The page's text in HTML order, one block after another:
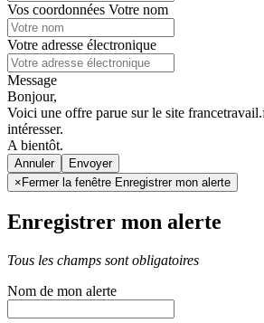
Vos coordonnées Votre nom
Votre adresse électronique
Message
Bonjour,
Voici une offre parue sur le site
intéresser.
A bientôt.
Annuler
× Fermer la fenêtre Enregistrer mon alerte
Enregistrer mon alerte
Tous les champs sont obligatoires
Nom de mon alerte